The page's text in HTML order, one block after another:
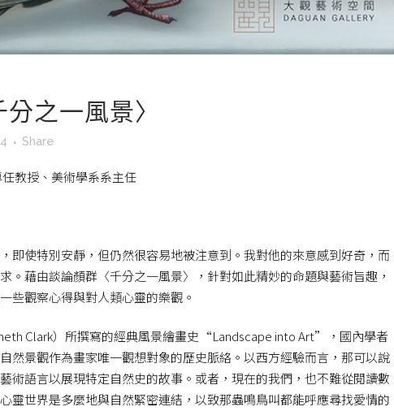
之一風景〉
Share
教授、美術學系系主任
即使特別安靜，但仍然很容易地被注意到。我對他的來意感到好奇，而
。藉由談論顏群〈千分之一風景〉，針對如此精妙的命題與藝術旨趣，
些觀察心得與對人類心靈的樂觀。
Clark）所撰寫的經典風景繪畫史“Landscape into Art”，國內學者
然景觀作為畫家唯一觀想對象的歷史脈絡。以西方經驗而言，那可以說
術語言以展現特定自然史的故事。或者，現在的我們，也不難從閱讀數
靈世界是多麼地與自然緊密連結，以致那蟲鳴鳥叫都能呼應尋找愛情的